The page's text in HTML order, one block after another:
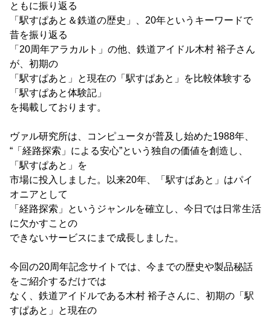
ともに振り返る
「駅すぱあと＆鉄道の歴史」、20年というキーワードで
昔を振り返る
「20周年アラカルト」の他、鉄道アイドル木村 裕子さん
が、初期の
「駅すぱあと」と現在の「駅すぱあと」を比較体験する
「駅すぱあと体験記」
を掲載しております。
ヴァル研究所は、コンピュータが普及し始めた1988年、
“「経路探索」による安心”という独自の価値を創造し、
「駅すぱあと」を
市場に投入しました。以来20年、「駅すぱあと」はパイ
オニアとして
「経路探索」というジャンルを確立し、今日では日常生活
に欠かすことの
できないサービスにまで成長しました。
今回の20周年記念サイトでは、今までの歴史や製品秘話
をご紹介するだけでは
なく、鉄道アイドルである木村 裕子さんに、初期の「駅
すぱあと」と現在の